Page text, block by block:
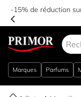
-15% de réduction
Marques Parfums